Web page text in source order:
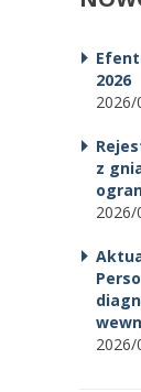
2026
2026/
z
2026/
2026/